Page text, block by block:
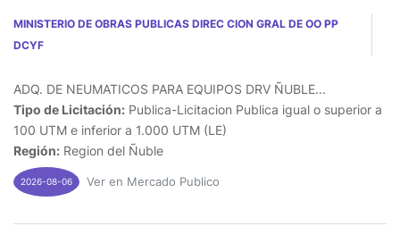
MINISTERIO DE OBRAS PUBLICAS DIREC CION GRAL DE OO PP
DCYF
ADQ. DE NEUMATICOS PARA EQUIPOS DRV ÑUBLE...
Tipo de Licitación: Publica-Licitacion Publica igual o superior a
100 UTM e inferior a 1.000 UTM (LE)
Región: Region del Ñuble
2026-08-06 Ver en Mercado Publico